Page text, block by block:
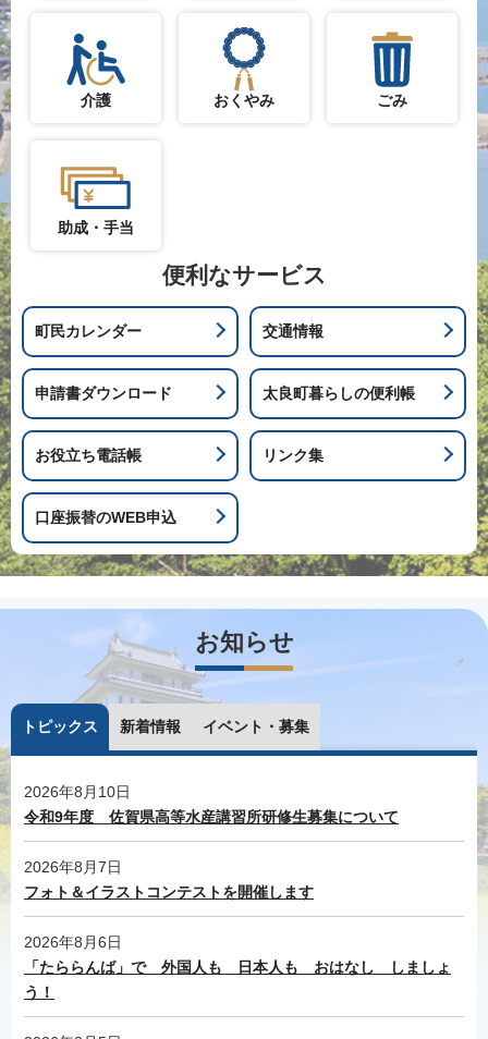
介護 おくやみ ごみ
助成・手当
便利なサービス
町民カレンダー 交通情報
申請書ダウンロード 太良町暮らしの便利帳
お役立ち電話帳 リンク集
口座振替のWEB申込
お知らせ
トピックス 新着情報 イベント・募集
2026年8月10日
令和9年度 佐賀県高等水産講習所研修生募集について
2026年8月7日
フォト＆イラストコンテストを開催します
2026年8月6日
「たららんば」で 外国人も 日本人も おはなし しましょ
う！